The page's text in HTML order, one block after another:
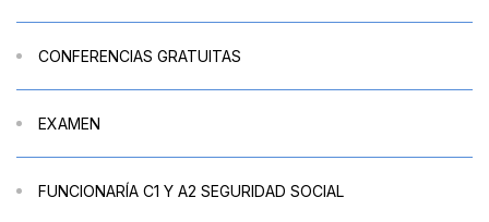
CONFERENCIAS GRATUITAS
EXAMEN
FUNCIONARÍA C1 Y A2 SEGURIDAD SOCIAL